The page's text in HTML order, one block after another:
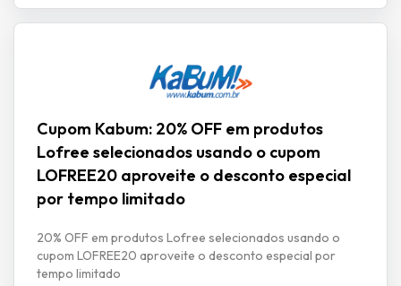
Cupom Kabum: 20% OFF em produtos
Lofree selecionados usando o cupom
LOFREE20 aproveite o desconto especial
por tempo limitado
20% OFF em produtos Lofree selecionados usando o
cupom LOFREE20 aproveite o desconto especial por
tempo limitado